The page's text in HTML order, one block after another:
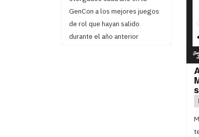
GenCon a los mejores juegos
de rol que hayan salido
durante el año anterior